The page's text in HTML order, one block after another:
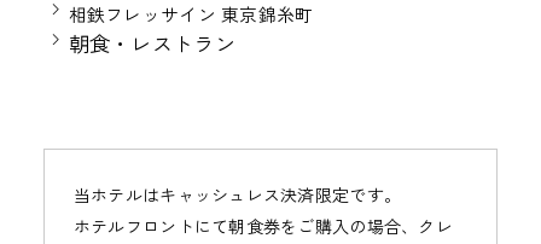
相鉄フレッサイン 東京錦糸町
朝食・レストラン
当ホテルはキャッシュレス決済限定です。
ホテルフロントにて朝食券をご購入の場合、クレ